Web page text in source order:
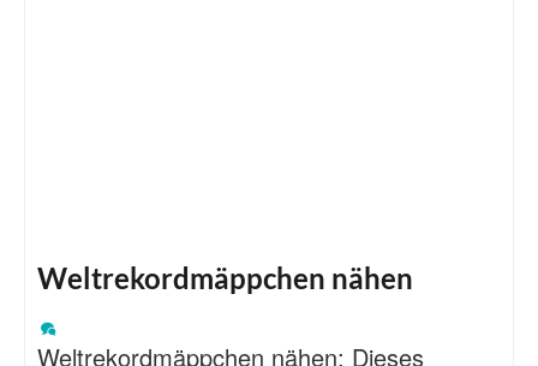
Weltrekordmäppchen nähen
Weltrekordmäppchen nähen: Dieses